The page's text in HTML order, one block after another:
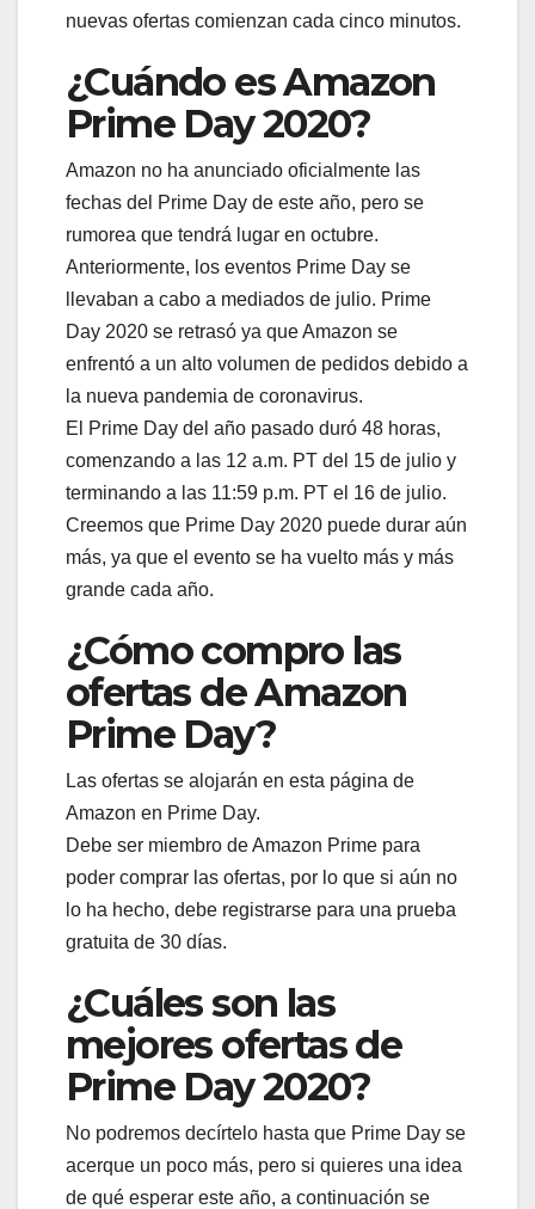
nuevas ofertas comienzan cada cinco minutos.
¿Cuándo es Amazon
Prime Day 2020?
Amazon no ha anunciado oficialmente las
fechas del Prime Day de este año, pero se
rumorea que tendrá lugar en octubre.
Anteriormente, los eventos Prime Day se
llevaban a cabo a mediados de julio. Prime
Day 2020 se retrasó ya que Amazon se
enfrentó a un alto volumen de pedidos debido a
la nueva pandemia de coronavirus.
El Prime Day del año pasado duró 48 horas,
comenzando a las 12 a.m. PT del 15 de julio y
terminando a las 11:59 p.m. PT el 16 de julio.
Creemos que Prime Day 2020 puede durar aún
más, ya que el evento se ha vuelto más y más
grande cada año.
¿Cómo compro las
ofertas de Amazon
Prime Day?
Las ofertas se alojarán en esta página de
Amazon en Prime Day.
Debe ser miembro de Amazon Prime para
poder comprar las ofertas, por lo que si aún no
lo ha hecho, debe registrarse para una prueba
gratuita de 30 días.
¿Cuáles son las
mejores ofertas de
Prime Day 2020?
No podremos decírtelo hasta que Prime Day se
acerque un poco más, pero si quieres una idea
de qué esperar este año, a continuación se